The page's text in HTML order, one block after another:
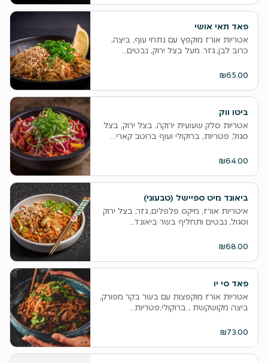
פאד תאי אושי
אטריות אורז מוקפץ עם נתחי עוף, ביצה,
כרוב לבן, גזר. מעל בצל ירוק, נבטים...
₪65.00
ביטו ווק
אטריות סלק שעועית ירוקה, בצל ירוק, בצל
סגול, פטריות, ברוקולי ועוף ברוטב קארי...
₪64.00
ביאונד מיט ספיישל (טבעוני)
איטריות אורז, מיקס פלפלים, גזר, בצל ירוק
וסגול, נבטים ותחליף בשר ביאונד...
₪68.00
פאד סי יו
אטריות אורז מוקפצות עם בשר בקר מפורק,
ביצה מקושקשת , ברוקולי,פטריות...
₪73.00